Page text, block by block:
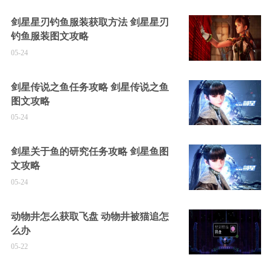
剑星星刃钓鱼服装获取方法 剑星星刃
钓鱼服装图文攻略
05-24
剑星传说之鱼任务攻略 剑星传说之鱼
图文攻略
05-24
剑星关于鱼的研究任务攻略 剑星鱼图
文攻略
05-24
动物井怎么获取飞盘 动物井被猫追怎
么办
05-22